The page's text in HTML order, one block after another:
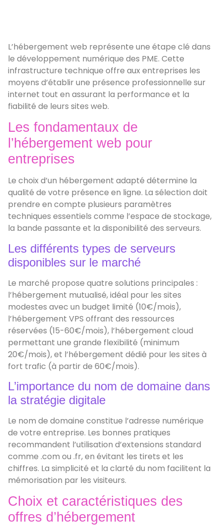
L’hébergement web représente une étape clé dans
le développement numérique des PME. Cette
infrastructure technique offre aux entreprises les
moyens d’établir une présence professionnelle sur
internet tout en assurant la performance et la
fiabilité de leurs sites web.
Les fondamentaux de
l’hébergement web pour
entreprises
Le choix d’un hébergement adapté détermine la
qualité de votre présence en ligne. La sélection doit
prendre en compte plusieurs paramètres
techniques essentiels comme l’espace de stockage,
la bande passante et la disponibilité des serveurs.
Les différents types de serveurs
disponibles sur le marché
Le marché propose quatre solutions principales :
l’hébergement mutualisé, idéal pour les sites
modestes avec un budget limité (10€/mois),
l’hébergement VPS offrant des ressources
réservées (15-60€/mois), l’hébergement cloud
permettant une grande flexibilité (minimum
20€/mois), et l’hébergement dédié pour les sites à
fort trafic (à partir de 60€/mois).
L’importance du nom de domaine dans
la stratégie digitale
Le nom de domaine constitue l’adresse numérique
de votre entreprise. Les bonnes pratiques
recommandent l’utilisation d’extensions standard
comme .com ou .fr, en évitant les tirets et les
chiffres. La simplicité et la clarté du nom facilitent la
mémorisation par les visiteurs.
Choix et caractéristiques des
offres d’hébergement